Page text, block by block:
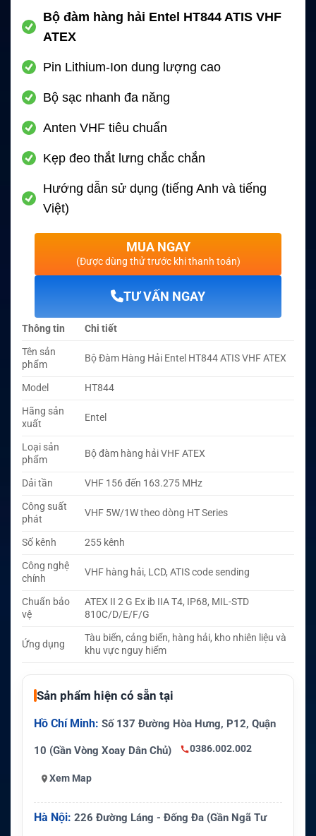
Bộ đàm hàng hải Entel HT844 ATIS VHF
ATEX
Pin Lithium-Ion dung lượng cao
Bộ sạc nhanh đa năng
Anten VHF tiêu chuẩn
Kẹp đeo thắt lưng chắc chắn
Hướng dẫn sử dụng (tiếng Anh và tiếng
Việt)
MUA NGAY
(Được dùng thử trước khi thanh toán)
TƯ VẤN NGAY
Thông tin
Chi tiết
Tên sản
phẩm
Bộ Đàm Hàng Hải Entel HT844 ATIS VHF ATEX
Model
HT844
Hãng sản
xuất
Entel
Loại sản
phẩm
Bộ đàm hàng hải VHF ATEX
Dải tần
VHF 156 đến 163.275 MHz
Công suất
phát
VHF 5W/1W theo dòng HT Series
Số kênh
255 kênh
Công nghệ
chính
VHF hàng hải, LCD, ATIS code sending
Chuẩn bảo
vệ
ATEX II 2 G Ex ib IIA T4, IP68, MIL-STD
810C/D/E/F/G
Ứng dụng
Tàu biển, cảng biển, hàng hải, kho nhiên liệu và
khu vực nguy hiểm
Sản phẩm hiện có sẵn tại
Hồ Chí Minh: Số 137 Đường Hòa Hưng, P12, Quận
10 (Gần Vòng Xoay Dân Chủ) 0386.002.002
Xem Map
Hà Nội: 226 Đường Láng - Đống Đa (Gần Ngã Tư